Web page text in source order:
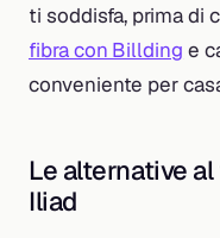
ti soddisfa, prima di
fibra con Billding e
conveniente per
Le alternative
Iliad